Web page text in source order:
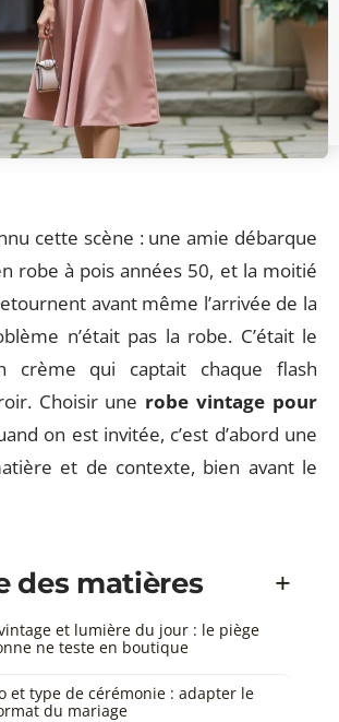
cette scène : une amie débarque
robe à pois années 50, et la moitié
avant même l’arrivée de la
n’était pas la robe. C’était le
crème qui captait chaque flash
Choisir une robe vintage pour
on est invitée, c’est d’abord une
et de contexte, bien avant le
des matières
et lumière du jour : le piège
ne teste en boutique
et type de cérémonie : adapter le
du mariage